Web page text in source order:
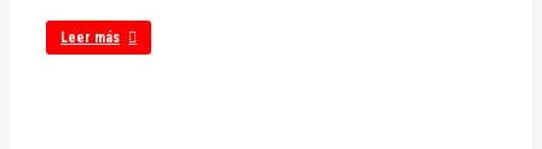
Leer más